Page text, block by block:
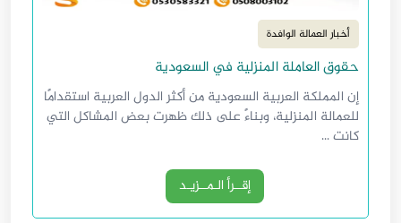
أخبار العمالة الوافدة
حقوق العاملة المنزلية في السعودية
إن المملكة العربية السعودية من أكثر الدول العربية استقدامًا
للعمالة المنزلية، وبناءً على ذلك ظهرت بعض المشاكل التي
كانت ...
إقــرأ الـمــزيـد